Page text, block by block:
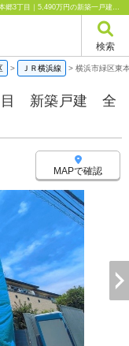
横浜市緑区東本郷３丁目 新築戸建 全２棟 神奈川県横浜市緑区東本郷3丁目｜5,490万円の新築一戸建て｜エムイーPLUS横浜
検索
> ＪＲ横浜線 > 横浜市緑区東
目 新築戸建 全
MAPで確認